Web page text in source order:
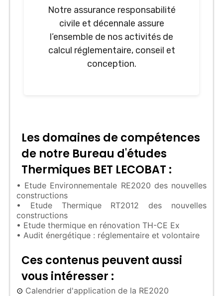
Notre assurance responsabilité
civile et décennale assure
l’ensemble de nos activités de
calcul réglementaire, conseil et
conception.
Les domaines de compétences
de notre Bureau d'études
Thermiques BET LECOBAT :
• Etude Environnementale RE2020 des nouvelles
constructions
• Etude Thermique RT2012 des nouvelles
constructions
• Etude thermique en rénovation TH-CE Ex
• Audit énergétique : réglementaire et volontaire
Ces contenus peuvent aussi
vous intéresser :
⊙ Calendrier d'application de la RE2020